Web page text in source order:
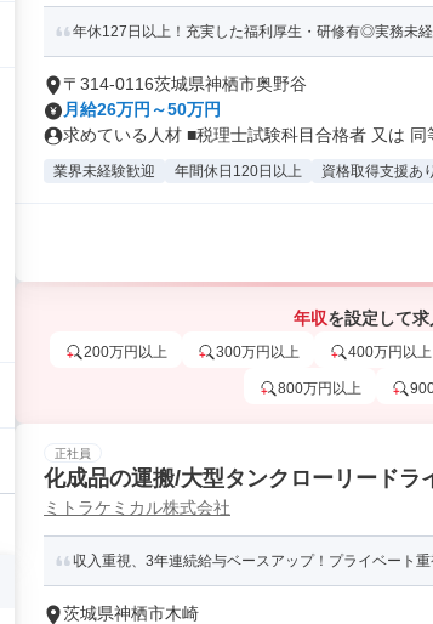
年休127日以上！充実した福利厚生・研修有◎実務未
〒314-0116茨城県神栖市奥野谷
月給26万円～50万円
求めている人材 ■税理士試験科目合格者 又は 同
業界未経験歓迎 年間休日120日以上 資格取得支援あり
年収を設定して
200万円以上 300万円以上 400万円以上
800万円以上
正社員
化成品の運搬/大型タンクローリードラ
ミトラケミカル株式会社
収入重視、3年連続給与ベースアップ！プライベート
茨城県神栖市木崎